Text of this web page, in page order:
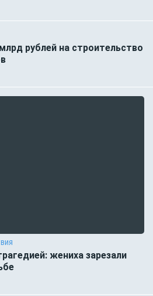
рублей на строительство
жениха зарезали